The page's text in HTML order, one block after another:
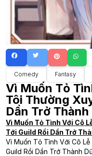
Comedy Fantasy
Vì Muốn Tỏ
Tôi Thường
Dần Trở Thành
Vì Muốn Tỏ Tình Với Cô
Tới Guild Rồi Dần Trở
Vì Muốn Tỏ Tình Với Cô
Guild Rồi Dần Trở Thành